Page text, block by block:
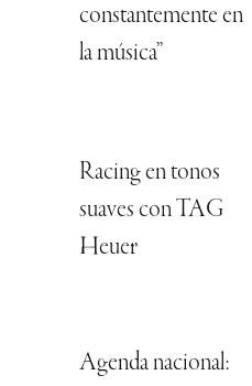
constantemente en
la música”
Racing en tonos
suaves con TAG
Heuer
Agenda nacional: